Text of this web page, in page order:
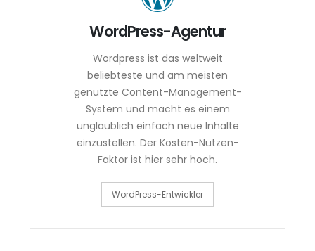
WordPress-Agentur
Wordpress ist das weltweit
beliebteste und am meisten
genutzte Content-Management-
System und macht es einem
unglaublich einfach neue Inhalte
einzustellen. Der Kosten-Nutzen-
Faktor ist hier sehr hoch.
WordPress-Entwickler